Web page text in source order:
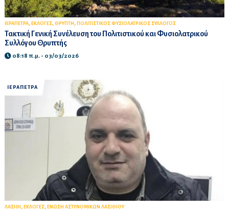
ΙΕΡΑΠΕΤΡΑ, ΕΚΛΟΓΕΣ, ΘΡΥΠΤΗ , ΠΟΛΙΤΙΣΤΙΚΟΣ ΦΥΣΙΟΛΑΤΡΙΚΟΣ ΣΥΛΛΟΓΟΣ
Τακτική Γενική Συνέλευση του Πολιτιστικού και Φυσιολατρικού
Συλλόγου Θρυπτής
08:18 π.μ. - 03/03/2026
ΙΕΡΑΠΕΤΡΑ
ΛΑΣΙΘΙ , ΕΚΛΟΓΕΣ, ΕΝΩΣΗ ΑΣΤΥΝΟΜΙΚΩΝ ΛΑΣΙΘΙΟΥ